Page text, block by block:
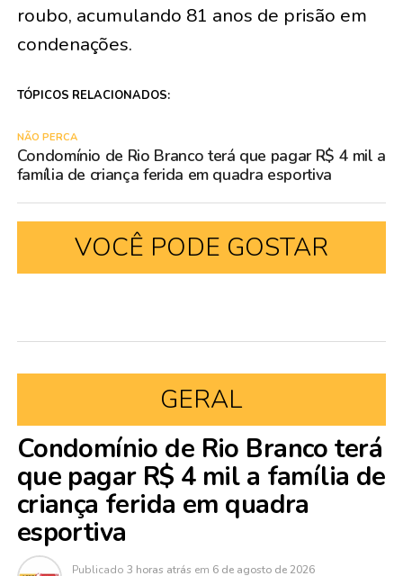
roubo, acumulando 81 anos de prisão em
condenações.
TÓPICOS RELACIONADOS:
NÃO PERCA
Condomínio de Rio Branco terá que pagar R$ 4 mil a
família de criança ferida em quadra esportiva
VOCÊ PODE GOSTAR
GERAL
Condomínio de Rio Branco terá
que pagar R$ 4 mil a família de
criança ferida em quadra
esportiva
Publicado 3 horas atrás em 6 de agosto de 2026